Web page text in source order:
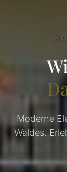
Moderne
Waldes.